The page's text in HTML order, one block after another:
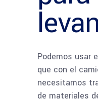
Podemos usar
que con el
necesitamos
de materiales